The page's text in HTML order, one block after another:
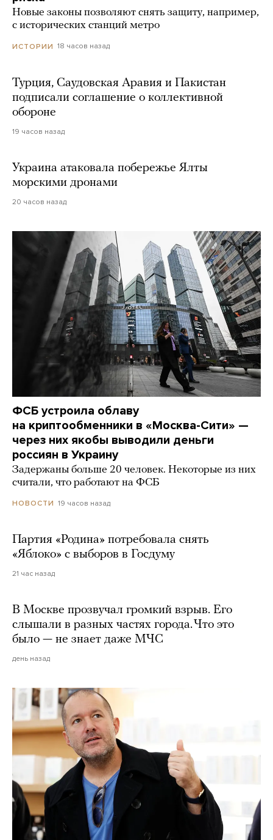
Новые законы позволяют снять защиту, например,
с исторических станций метро
ИСТОРИИ 18 часов назад
Турция, Саудовская Аравия и Пакистан
подписали соглашение о коллективной
обороне
19 часов назад
Украина атаковала побережье Ялты
морскими дронами
20 часов назад
ФСБ устроила облаву
на криптообменники в «Москва-Сити» —
через них якобы выводили деньги
россиян в Украину
Задержаны больше 20 человек. Некоторые из них
считали, что работают на ФСБ
НОВОСТИ 19 часов назад
Партия «Родина» потребовала снять
«Яблоко» с выборов в Госдуму
21 час назад
В Москве прозвучал громкий взрыв. Его
слышали в разных частях города. Что это
было — не знает даже МЧС
день назад